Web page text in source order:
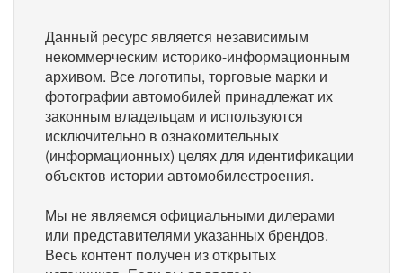
Данный ресурс является независимым
некоммерческим историко-информационным
архивом. Все логотипы, торговые марки и
фотографии автомобилей принадлежат их
законным владельцам и используются
исключительно в ознакомительных
(информационных) целях для идентификации
объектов истории автомобилестроения.
Мы не являемся официальными дилерами
или представителями указанных брендов.
Весь контент получен из открытых